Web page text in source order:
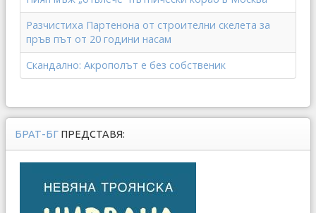
Разчистиха Партенона от строителни скелета за
пръв път от 20 години насам
Скандално: Акрополът е без собственик
БРАТ-БГ ПРЕДСТАВЯ: